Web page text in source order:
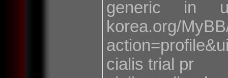
generic in
korea.org/
cialis trial pr